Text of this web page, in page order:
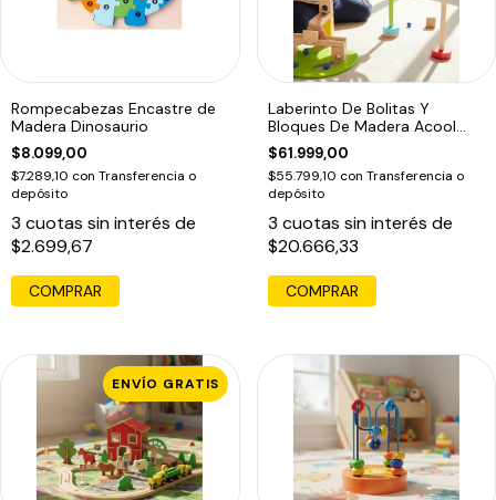
Rompecabezas Encastre de
Madera Dinosaurio
$8.099,00
$7.289,10 con Transferencia o
depósito
3 cuotas sin interés de
$2.699,67
Laberinto De Bolitas Y
Bloques De Madera Acool
Para Niños Multicolor
$61.999,00
$55.799,10 con Transferencia o
depósito
3 cuotas sin interés de
$20.666,33
COMPRAR
ENVÍO GRATIS